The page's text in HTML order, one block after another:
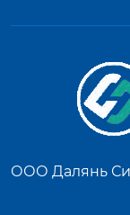
ООО Далянь